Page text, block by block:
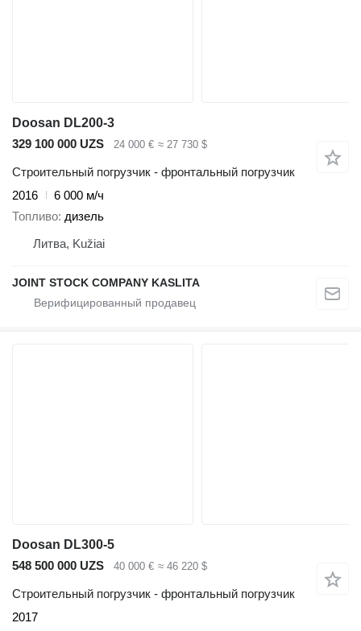
Doosan DL200-3
329 100 000 UZS
24 000 € ≈ 27 730 $
Строительный погрузчик - фронтальный погрузчик
2016
6 000 м/ч
Топливо дизель
Литва, Kužiai
JOINT STOCK COMPANY KASLITA
Doosan DL300-5
548 500 000 UZS
40 000 € ≈ 46 220 $
Строительный погрузчик - фронтальный погрузчик
2017